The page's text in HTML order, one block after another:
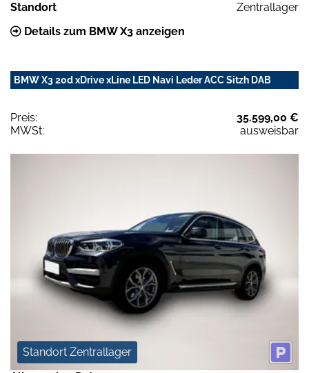
Standort
Zentrallager
Details zum BMW X3 anzeigen
BMW X3 20d xDrive xLine LED Navi Leder ACC Sitzh DAB
Preis:
35.599,00 €
MWSt:
ausweisbar
Standort Zentrallager